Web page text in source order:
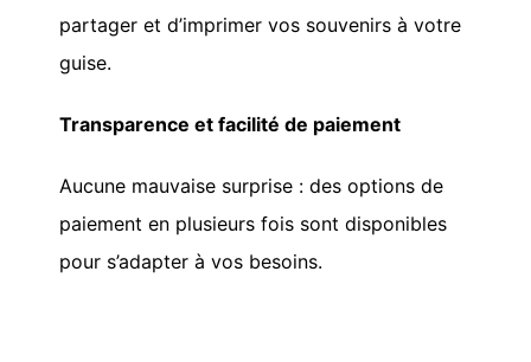
partager et d’imprimer vos souvenirs à votre
guise.
Transparence et facilité de paiement
Aucune mauvaise surprise : des options de
paiement en plusieurs fois sont disponibles
pour s’adapter à vos besoins.